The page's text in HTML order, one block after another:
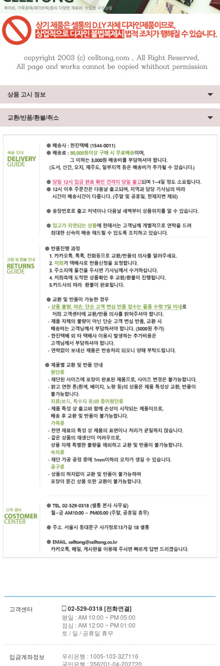
상품 고시 정보
교환/반품/환불/취소
고객센터 02-529-0318 [전화연결]
평일 : AM 10:00 ~ PM 05:00
점심 : AM 12:00 ~ PM 01:00
토 / 일 / 공휴일 휴무
입금계좌정보
우리은행 : 1005-103-327116
국민은행 : 356201-04-202720